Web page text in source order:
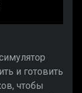
и готовить
чтобы